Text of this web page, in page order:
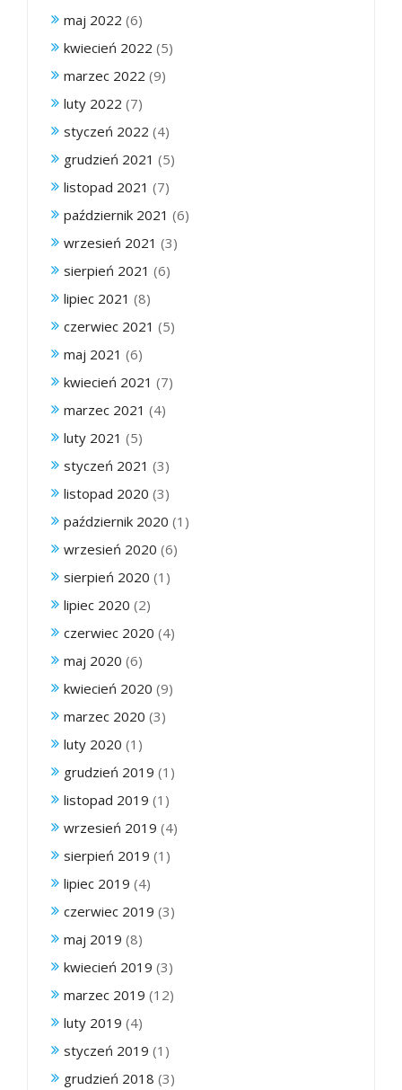
maj 2022 (6)
kwiecień 2022 (5)
marzec 2022 (9)
luty 2022 (7)
styczeń 2022 (4)
grudzień 2021 (5)
listopad 2021 (7)
październik 2021 (6)
wrzesień 2021 (3)
sierpień 2021 (6)
lipiec 2021 (8)
czerwiec 2021 (5)
maj 2021 (6)
kwiecień 2021 (7)
marzec 2021 (4)
luty 2021 (5)
styczeń 2021 (3)
listopad 2020 (3)
październik 2020 (1)
wrzesień 2020 (6)
sierpień 2020 (1)
lipiec 2020 (2)
czerwiec 2020 (4)
maj 2020 (6)
kwiecień 2020 (9)
marzec 2020 (3)
luty 2020 (1)
grudzień 2019 (1)
listopad 2019 (1)
wrzesień 2019 (4)
sierpień 2019 (1)
lipiec 2019 (4)
czerwiec 2019 (3)
maj 2019 (8)
kwiecień 2019 (3)
marzec 2019 (12)
luty 2019 (4)
styczeń 2019 (1)
grudzień 2018 (3)